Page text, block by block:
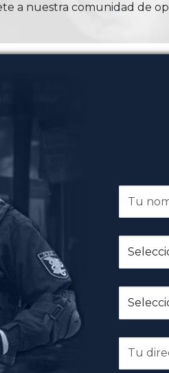
a nuestra comunidad de